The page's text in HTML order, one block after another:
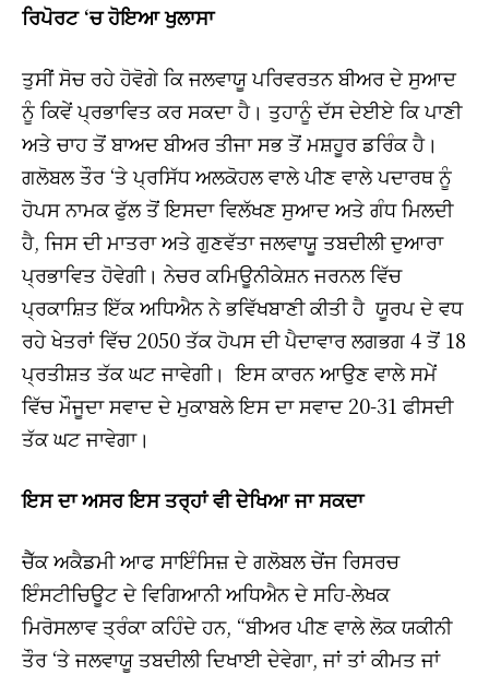
ਰਿਪੋਰਟ ‘ਚ ਹੋਇਆ ਖੁਲਾਸਾ
ਤੁਸੀਂ ਸੋਚ ਰਹੇ ਹੋਵੋਗੇ ਕਿ ਜਲਵਾਯੂ ਪਰਿਵਰਤਨ ਬੀਅਰ ਦੇ ਸੁਆਦ
ਨੂੰ ਕਿਵੇਂ ਪ੍ਰਭਾਵਿਤ ਕਰ ਸਕਦਾ ਹੈ। ਤੁਹਾਨੂੰ ਦੱਸ ਦੇਈਏ ਕਿ ਪਾਣੀ
ਅਤੇ ਚਾਹ ਤੋਂ ਬਾਅਦ ਬੀਅਰ ਤੀਜਾ ਸਭ ਤੋਂ ਮਸ਼ਹੂਰ ਡਰਿੰਕ ਹੈ।
ਗਲੋਬਲ ਤੌਰ ‘ਤੇ ਪ੍ਰਸਿੱਧ ਅਲਕੋਹਲ ਵਾਲੇ ਪੀਣ ਵਾਲੇ ਪਦਾਰਥ ਨੂੰ
ਹੋਪਸ ਨਾਮਕ ਫੁੱਲ ਤੋਂ ਇਸਦਾ ਵਿਲੱਖਣ ਸੁਆਦ ਅਤੇ ਗੰਧ ਮਿਲਦੀ
ਹੈ, ਜਿਸ ਦੀ ਮਾਤਰਾ ਅਤੇ ਗੁਣਵੱਤਾ ਜਲਵਾਯੂ ਤਬਦੀਲੀ ਦੁਆਰਾ
ਪ੍ਰਭਾਵਿਤ ਹੋਵੇਗੀ। ਨੇਚਰ ਕਮਿਊਨੀਕੇਸ਼ਨ ਜਰਨਲ ਵਿੱਚ
ਪ੍ਰਕਾਸ਼ਿਤ ਇੱਕ ਅਧਿਐਨ ਨੇ ਭਵਿੱਖਬਾਣੀ ਕੀਤੀ ਹੈ ਯੂਰਪ ਦੇ ਵਧ
ਰਹੇ ਖੇਤਰਾਂ ਵਿੱਚ 2050 ਤੱਕ ਹੋਪਸ ਦੀ ਪੈਦਾਵਾਰ ਲਗਭਗ 4 ਤੋਂ 18
ਪ੍ਰਤੀਸ਼ਤ ਤੱਕ ਘਟ ਜਾਵੇਗੀ। ਇਸ ਕਾਰਨ ਆਉਣ ਵਾਲੇ ਸਮੇਂ
ਵਿੱਚ ਮੌਜੂਦਾ ਸਵਾਦ ਦੇ ਮੁਕਾਬਲੇ ਇਸ ਦਾ ਸਵਾਦ 20-31 ਫੀਸਦੀ
ਤੱਕ ਘਟ ਜਾਵੇਗਾ।
ਇਸ ਦਾ ਅਸਰ ਇਸ ਤਰ੍ਹਾਂ ਵੀ ਦੇਖਿਆ ਜਾ ਸਕਦਾ
ਚੈੱਕ ਅਕੈਡਮੀ ਆਫ ਸਾਇੰਸਿਜ਼ ਦੇ ਗਲੋਬਲ ਚੇਂਜ ਰਿਸਰਚ
ਇੰਸਟੀਚਿਊਟ ਦੇ ਵਿਗਿਆਨੀ ਅਧਿਐਨ ਦੇ ਸਹਿ-ਲੇਖਕ
ਮਿਰੋਸਲਾਵ ਤ੍ਰੰਕਾ ਕਹਿੰਦੇ ਹਨ, “ਬੀਅਰ ਪੀਣ ਵਾਲੇ ਲੋਕ ਯਕੀਨੀ
ਤੌਰ ‘ਤੇ ਜਲਵਾਯੂ ਤਬਦੀਲੀ ਦਿਖਾਈ ਦੇਵੇਗਾ, ਜਾਂ ਤਾਂ ਕੀਮਤ ਜਾਂ